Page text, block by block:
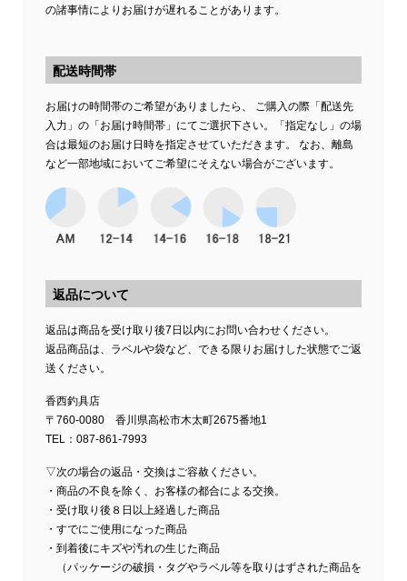
の諸事情によりお届けが遅れることがあります。
配送時間帯
お届けの時間帯のご希望がありましたら、 ご購入の際「配送先
入力」の「お届け時間帯」にてご選択下さい。「指定なし」の場
合は最短のお届け日時を指定させていただきます。 なお、離島
など一部地域においてご希望にそえない場合がございます。
返品について
返品は商品を受け取り後7日以内にお問い合わせください。
返品商品は、ラベルや袋など、できる限りお届けした状態でご返
送ください。
香西釣具店
〒760-0080 香川県高松市木太町2675番地1
TEL：087-861-7993
▽次の場合の返品・交換はご容赦ください。
・商品の不良を除く、お客様の都合による交換。
・受け取り後８日以上経過した商品
・すでにご使用になった商品
・到着後にキズや汚れの生じた商品
（パッケージの破損・タグやラベル等を取りはずされた商品を